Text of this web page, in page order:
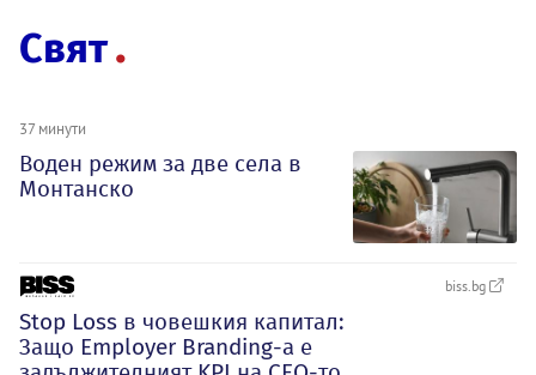
Свят
37 минути
Воден режим за две села в
Монтанско
biss.bg
Stop Loss в човешкия капитал:
Защо Employer Branding-а е